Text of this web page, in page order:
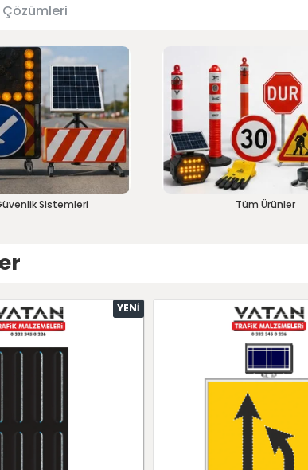
Çözümleri
Sistemleri Tüm Ürünler
YENI